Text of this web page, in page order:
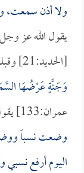
ولا أذن سمعت،
يقول الله عز
[الحديد:21] وقبلها يقول:
وَجَنَّةٍ عَرْضُهَا
عمران:133] يقول الله يوم القيامة يوم ينادي بالناس: (
وضعت نسباً
اليوم أرفع